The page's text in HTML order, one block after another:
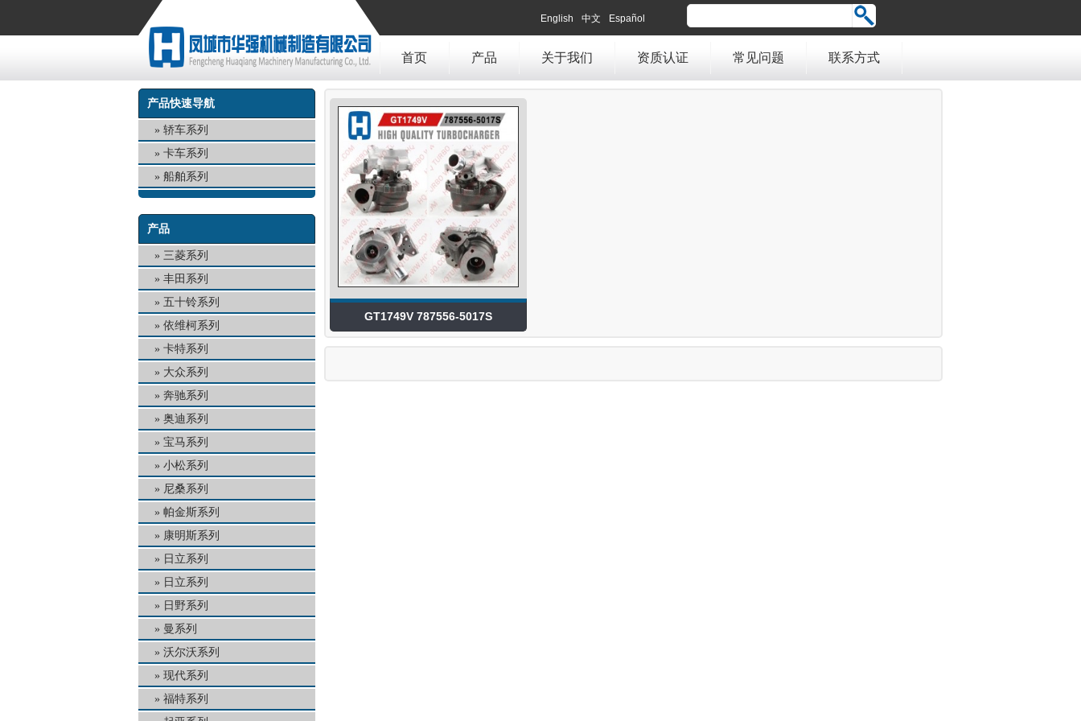
English 中文 Español
首页 产品 关于我们 资质认证 常见问题 联系方式
产品快速导航
轿车系列
卡车系列
船舶系列
产品
三菱系列
丰田系列
五十铃系列
依维柯系列
卡特系列
大众系列
奔驰系列
奥迪系列
宝马系列
小松系列
尼桑系列
帕金斯系列
康明斯系列
日立系列
日立系列
日野系列
曼系列
沃尔沃系列
现代系列
福特系列
GT1749V 787556-5017S